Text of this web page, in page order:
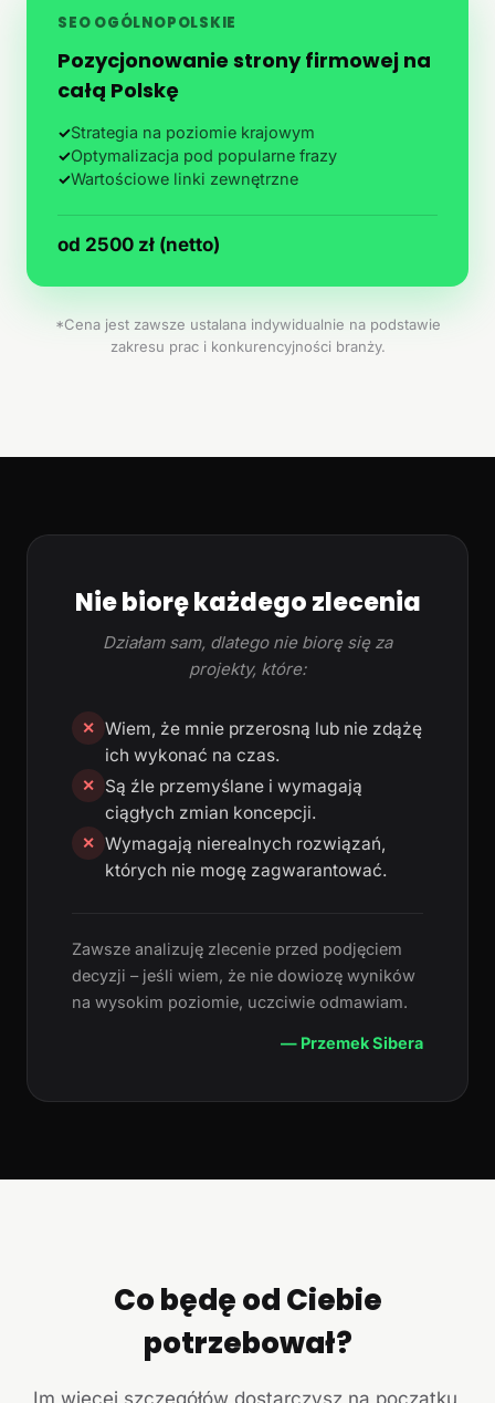
SEO OGÓLNOPOLSKIE
Pozycjonowanie strony firmowej na
całą Polskę
✓Strategia na poziomie krajowym
✓Optymalizacja pod popularne frazy
✓Wartościowe linki zewnętrzne
od 2500 zł (netto)
*Cena jest zawsze ustalana indywidualnie na podstawie
zakresu prac i konkurencyjności branży.
Nie biorę każdego zlecenia
Działam sam, dlatego nie biorę się za
projekty, które:
✕ Wiem, że mnie przerosną lub nie zdążę
ich wykonać na czas.
✕
Są źle przemyślane i wymagają
ciągłych zmian koncepcji.
✕ Wymagają nierealnych rozwiązań,
których nie mogę zagwarantować.
Zawsze analizuję zlecenie przed podjęciem
decyzji – jeśli wiem, że nie dowiozę wyników
na wysokim poziomie, uczciwie odmawiam.
— Przemek Sibera
Co będę od Ciebie
potrzebował?
Im więcej szczegółów dostarczysz na początku,